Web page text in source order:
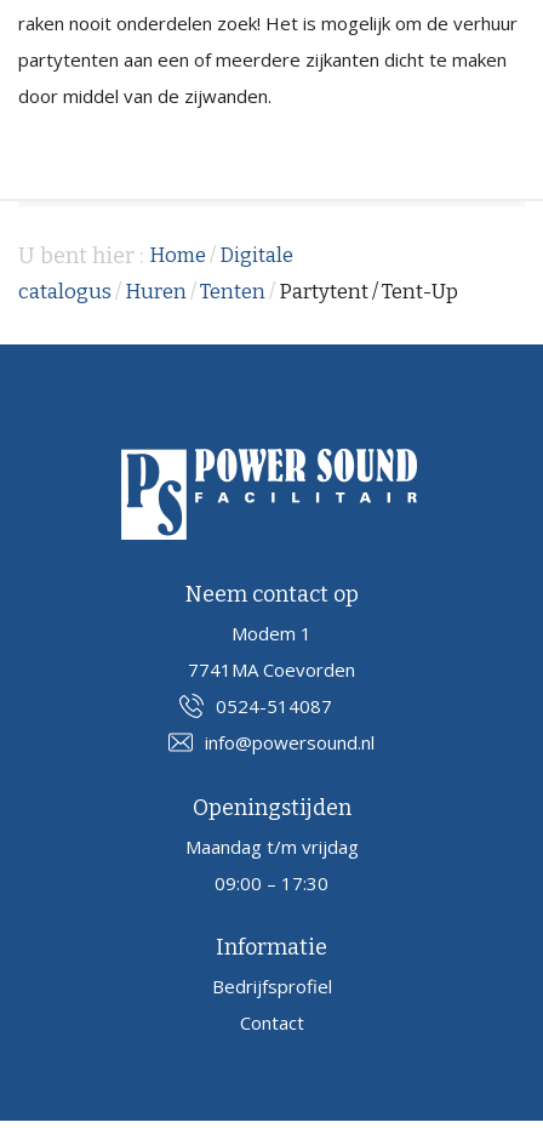
raken nooit onderdelen zoek! Het is mogelijk om de verhuur
partytenten aan een of meerdere zijkanten dicht te maken
door middel van de zijwanden.
U bent hier : Home / Digitale
catalogus / Huren/Tenten/ Partytent / Tent-Up
Neem contact op
Modem 1
7741MA Coevorden
0524-514087
info@powersound.nl
Openingstijden
Maandag t/m vrijdag
09:00 – 17:30
Informatie
Bedrijfsprofiel
Contact